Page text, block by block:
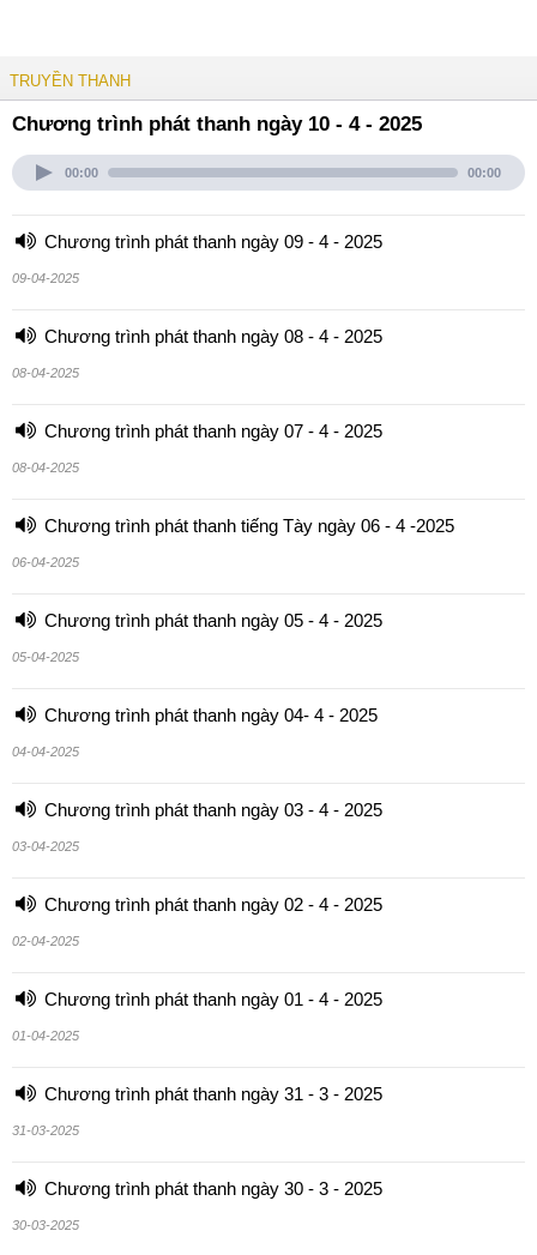
TRUYỀN THANH
Chương trình phát thanh ngày 10 - 4 - 2025
00:00 00:00
Chương trình phát thanh ngày 09 - 4 - 2025
09-04-2025
Chương trình phát thanh ngày 08 - 4 - 2025
08-04-2025
Chương trình phát thanh ngày 07 - 4 - 2025
08-04-2025
Chương trình phát thanh tiếng Tày ngày 06 - 4 -2025
06-04-2025
Chương trình phát thanh ngày 05 - 4 - 2025
05-04-2025
Chương trình phát thanh ngày 04- 4 - 2025
04-04-2025
Chương trình phát thanh ngày 03 - 4 - 2025
03-04-2025
Chương trình phát thanh ngày 02 - 4 - 2025
02-04-2025
Chương trình phát thanh ngày 01 - 4 - 2025
01-04-2025
Chương trình phát thanh ngày 31 - 3 - 2025
31-03-2025
Chương trình phát thanh ngày 30 - 3 - 2025
30-03-2025